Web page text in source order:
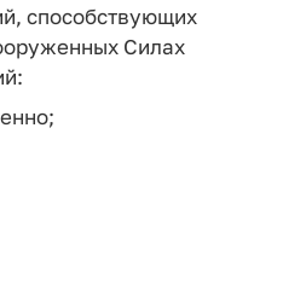
способствующих
Силах